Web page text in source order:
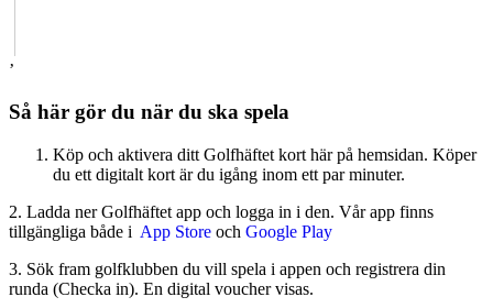
’
Så här gör du när du ska spela
Köp och aktivera ditt Golfhäftet kort här på hemsidan. Köper
du ett digitalt kort är du igång inom ett par minuter.
2. Ladda ner Golfhäftet app och logga in i den. Vår app finns
tillgängliga både i App Store och Google Play
3. Sök fram golfklubben du vill spela i appen och registrera din
runda (Checka in). En digital voucher visas.